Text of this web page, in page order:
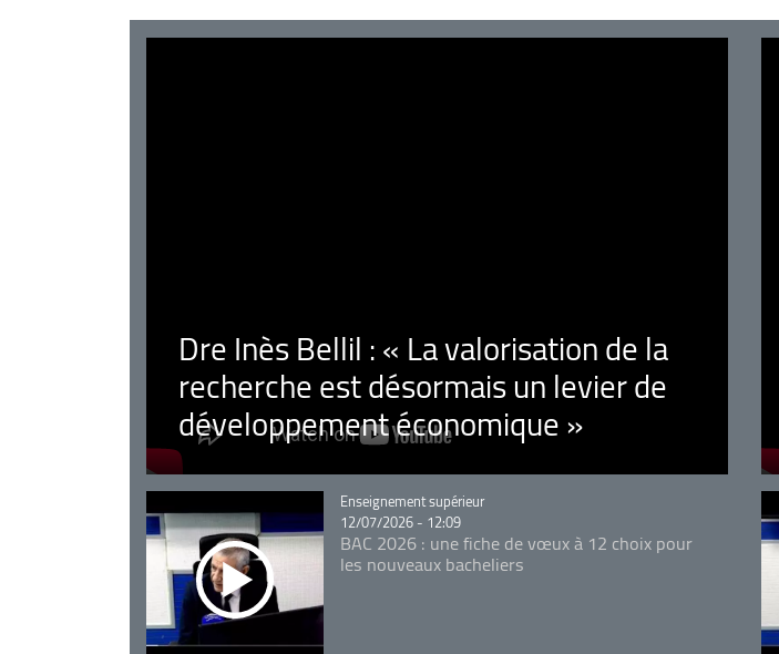
Dre Inès Bellil : « La valorisation de la
recherche est désormais un levier de
développement économique »
Catégorie
Enseignement supérieur
12/07/2026 - 12:09
BAC 2026 : une fiche de vœux à 12 choix pour
les nouveaux bacheliers